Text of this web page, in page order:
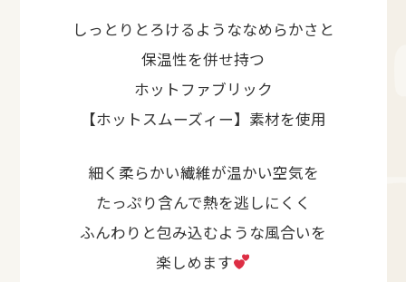
しっとりとろけるようななめらかさと
保温性を併せ持つ
ホットファブリック
【ホットスムーズィー】素材を使用
細く柔らかい繊維が温かい空気を
たっぷり含んで熱を逃しにくく
ふんわりと包み込むような風合いを
楽しめます